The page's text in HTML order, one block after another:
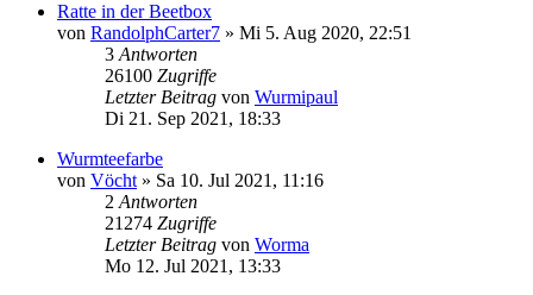
Ratte in der Beetbox
von RandolphCarter7 » Mi 5. Aug 2020, 22:51
3 Antworten
26100 Zugriffe
Letzter Beitrag von Wurmipaul
Di 21. Sep 2021, 18:33
Wurmteefarbe
von Vöcht » Sa 10. Jul 2021, 11:16
2 Antworten
21274 Zugriffe
Letzter Beitrag von Worma
Mo 12. Jul 2021, 13:33